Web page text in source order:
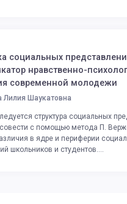
социальных
нравственно-
современной молодежи
Лилия Шаукатовна
структура социальных
с помощью метода П.
в ядре и периферии
школьников и студентов....